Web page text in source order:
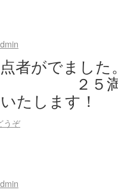
点者がでま
満射 お
たします！
うぞ